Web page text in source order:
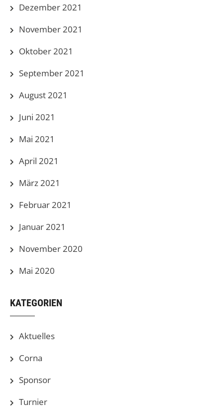
Dezember 2021
November 2021
Oktober 2021
September 2021
August 2021
Juni 2021
Mai 2021
April 2021
März 2021
Februar 2021
Januar 2021
November 2020
Mai 2020
KATEGORIEN
Aktuelles
Corna
Sponsor
Turnier